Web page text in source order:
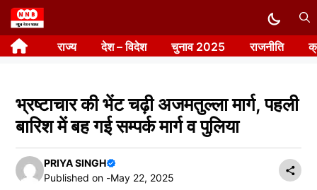
Skip
to
content राज्य देश – विदेश चुनाव 2025 राजनीति
भ्रष्टाचार की भेंट चढ़ी अजमतुल्ला मार्ग, पहली
बारिश में बह गई सम्पर्क मार्ग व पुलिया
PRIYA SINGH
Published on -May 22, 2025